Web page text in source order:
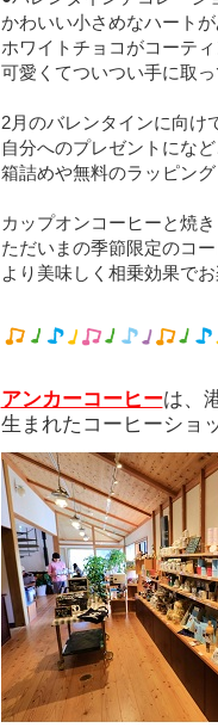
かわいい小さめなハートが
ホワイトチョコがコーテ
可愛くてついつい手に取
2月のバレンタインに向け
自分へのプレゼントにな
箱詰めや無料のラッピン
カップオンコーヒーと焼
ただいまの季節限定のコ
より美味しく相乗効果で
アンカーコーヒーは、
生まれたコーヒーショ